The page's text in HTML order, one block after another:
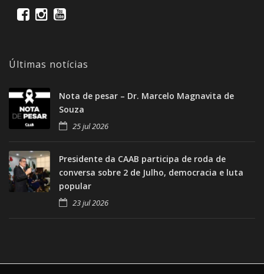
Últimas notícias
Nota de pesar – Dr. Marcelo Magnavita de
Souza
25 jul 2026
Presidente da CAAB participa de roda de
conversa sobre 2 de Julho, democracia e luta
popular
23 jul 2026